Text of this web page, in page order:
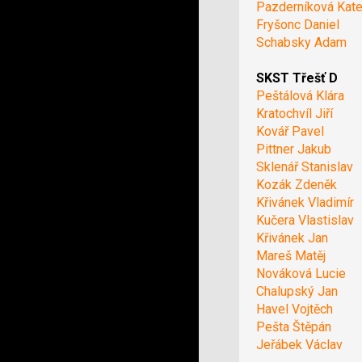
Pazderníková
Fryšonc Daniel
Schabsky Adam
SKST Třešť D
Peštálová Klára
Kratochvíl Jiří
Kovář Pavel
Pittner Jakub
Sklenář Stanislav
Kozák Zdeněk
Křivánek Vladimír
Kučera Vlastislav
Křivánek Jan
Mareš Matěj
Nováková Lucie
Chalupský Jan
Havel Vojtěch
Pešta Štěpán
Jeřábek Václav